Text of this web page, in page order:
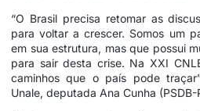
“O Brasil precisa retomar as
para voltar a crescer. Somos um
em sua estrutura, mas que possui
para sair desta crise. Na XXI
caminhos que o país pode
Unale, deputada Ana Cunha (PSDB-